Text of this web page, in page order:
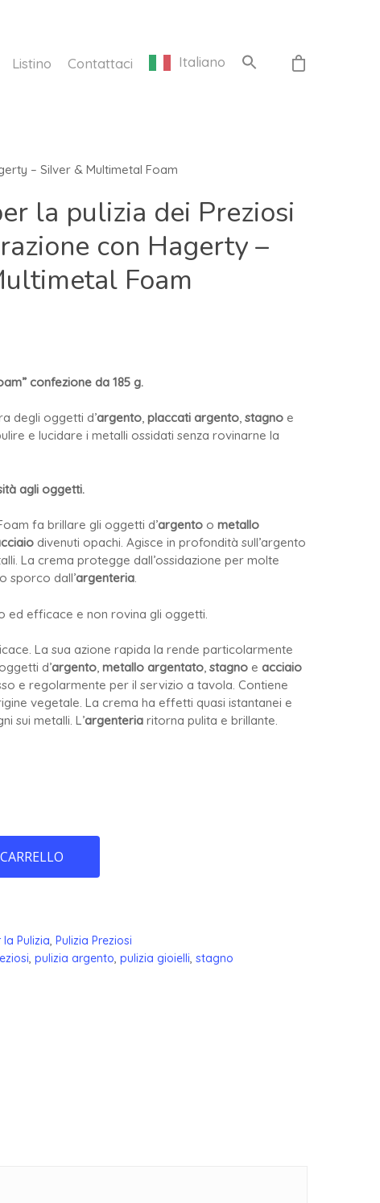
Listino Contattaci Italiano
– Silver & Multimetal Foam
la pulizia dei Preziosi
con Hagerty –
Foam
confezione da 185 g.
degli oggetti d’argento, placcati argento, stagno e
e lucidare i metalli ossidati senza rovinarne la
agli oggetti.
fa brillare gli oggetti d’argento o metallo
divenuti opachi. Agisce in profondità sull’argento
La crema protegge dall’ossidazione per molte
sporco dall’argenteria.
ed efficace e non rovina gli oggetti.
La sua azione rapida la rende particolarmente
d’argento, metallo argentato, stagno e acciaio
e regolarmente per il servizio a tavola. Contiene
vegetale. La crema ha effetti quasi istantanei e
sui metalli. L’argenteria ritorna pulita e brillante.
Pulizia, Pulizia Preziosi
, pulizia argento, pulizia gioielli, stagno